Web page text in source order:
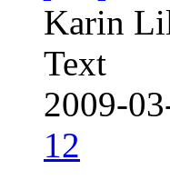
Karin
Text
2009-
12